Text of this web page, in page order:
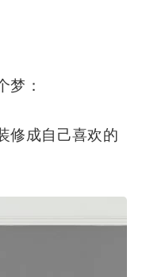
梦：
修成自己喜欢的